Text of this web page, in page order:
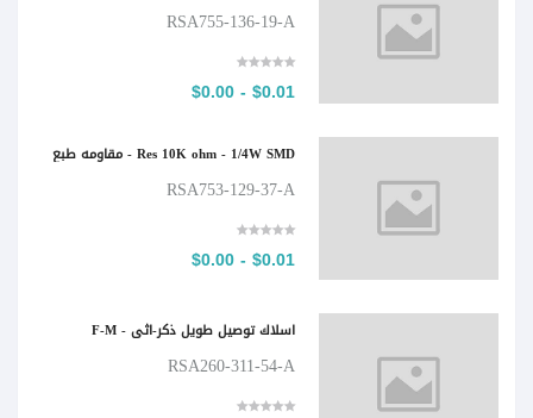
RSA755-136-19-A
$0.01 - $0.00
Res 10K ohm - 1/4W SMD - مقاومه طبع
RSA753-129-37-A
$0.01 - $0.00
اسلاك توصيل طويل ذكر-اثى - F-M
RSA260-311-54-A